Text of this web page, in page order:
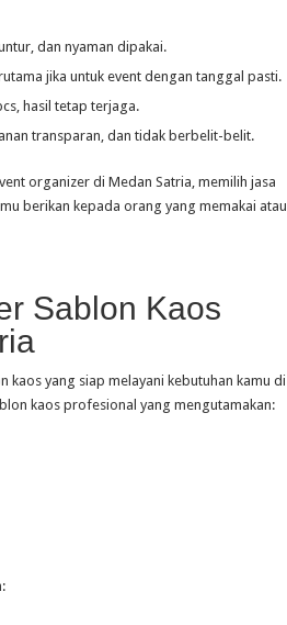
dan nyaman dipakai.
jika untuk event dengan tanggal pasti.
hasil tetap terjaga.
transparan, dan tidak berbelit-belit.
organizer di Medan Satria, memilih jasa
berikan kepada orang yang memakai atau
Sablon Kaos
kaos yang siap melayani kebutuhan kamu di
kaos profesional yang mengutamakan: